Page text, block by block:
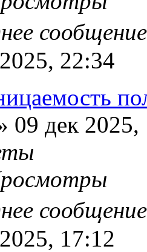
22:34
09 дек 2025,
17:12